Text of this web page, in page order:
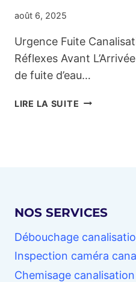
août 6, 2025
Urgence Fuite
Réflexes Avant
de fuite d’eau…
LIRE LA SUITE URGENCE
VAL-
(95)
NOS SERVICES
Débouchage
Inspection caméra
Chemisage canalisation